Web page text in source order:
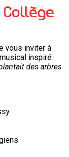
vous inviter à
inspiré
des arbres